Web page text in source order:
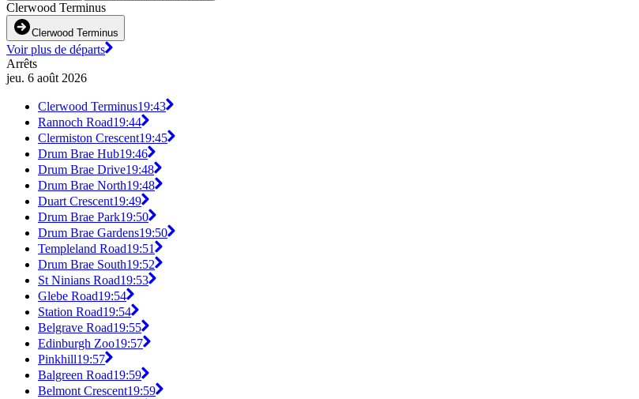
Clerwood Terminus
Clerwood Terminus
Voir plus de départs
Arrêts
jeu. 6 août 2026
Clerwood Terminus19:43
Rannoch Road19:44
Clermiston Crescent19:45
Drum Brae Hub19:46
Drum Brae Drive19:48
Drum Brae North19:48
Duart Crescent19:49
Drum Brae Park19:50
Drum Brae Gardens19:50
Templeland Road19:51
Drum Brae South19:52
St Ninians Road19:53
Glebe Road19:54
Station Road19:54
Belgrave Road19:55
Edinburgh Zoo19:57
Pinkhill19:57
Balgreen Road19:59
Belmont Crescent19:59